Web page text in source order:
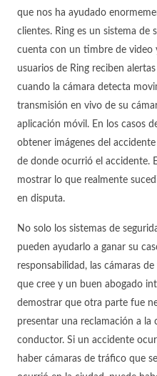
que nos ha ayudado
clientes. Ring es un sistema de
cuenta con un timbre de video
usuarios de Ring reciben
cuando la cámara detecta
transmisión en vivo de su
aplicación móvil. En los casos
obtener imágenes del
de donde ocurrió el accidente.
mostrar lo que realmente
en disputa.
No solo los sistemas de
pueden ayudarlo a ganar su
responsabilidad, las cámaras
que cree y un buen abogado
demostrar que otra parte fue
presentar una reclamación a la
conductor. Si un accidente
haber cámaras de tráfico que